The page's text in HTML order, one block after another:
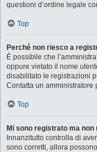
questioni d’ordine legale
Top
Perché non riesco a
È possibile che
oppure vietato il nome
disabilitato le registrazioni
Contatta un amministratore
Top
Mi sono registrato ma
Innanzitutto controlla di
sono corretti, allora